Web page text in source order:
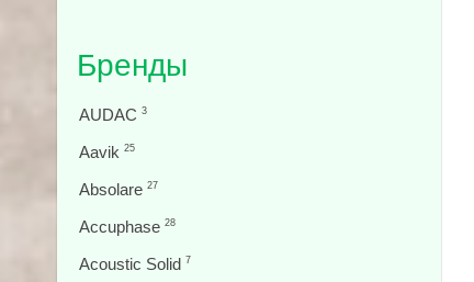
Бренды
AUDAC 3
Aavik 25
Absolare 27
Accuphase 28
Acoustic Solid 7